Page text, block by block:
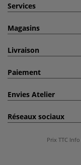
Services
Magasins
Livraison
Paiement
Envies Atelier
Réseaux sociaux
Prix TTC Info